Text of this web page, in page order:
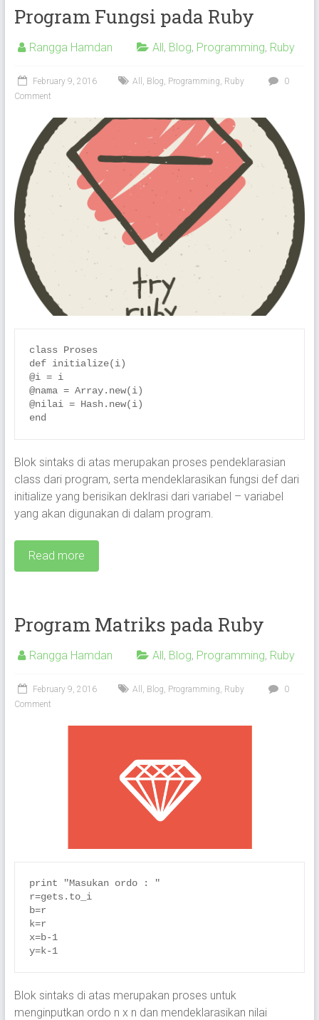
Program Fungsi pada Ruby
Rangga Hamdan All, Blog, Programming, Ruby
February 9, 2016 All Blog Programming Ruby
0
Comment
class Proses
def initialize(i)
@i = i
@nama = Array.new(i)
@nilai = Hash.new(i)
end
Blok sintaks di atas merupakan proses pendeklarasian
class dari program, serta mendeklarasikan fungsi def dari
initialize yang berisikan deklrasi dari variabel – variabel
yang akan digunakan di dalam program.
Read more
Program Matriks pada Ruby
Rangga Hamdan All, Blog, Programming, Ruby
February 9, 2016 All , Blog, Programming, Ruby
0
Comment
print "Masukan ordo : "
r=gets.to_i
b=r
k=r
x=b-1
y=k-1
Blok sintaks di atas merupakan proses untuk
menginputkan ordo n x n dan mendeklarasikan nilai